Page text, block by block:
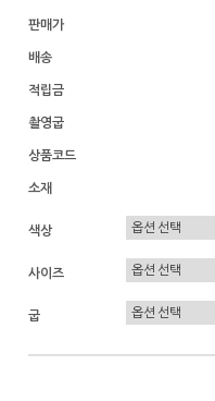
판매가
배송
적립금
촬영굽
상품코드
소재
색상
사이즈
굽